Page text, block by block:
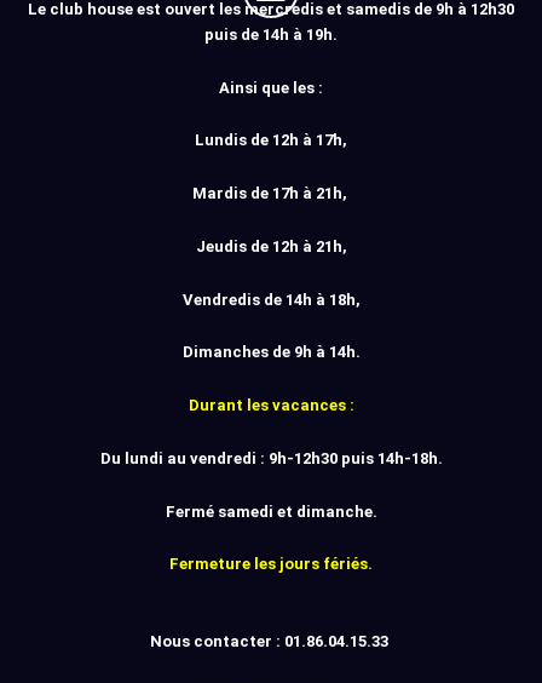
Le club house est ouvert les mercredis et samedis de 9h à 12h30
puis de 14h à 19h.
Ainsi que les :
Lundis de 12h à 17h,
Mardis de 17h à 21h,
Jeudis de 12h à 21h,
Vendredis de 14h à 18h,
Dimanches de 9h à 14h.
Durant les vacances :
Du lundi au vendredi : 9h-12h30 puis 14h-18h.
Fermé samedi et dimanche.
Fermeture les jours fériés.
Nous contacter : 01.86.04.15.33